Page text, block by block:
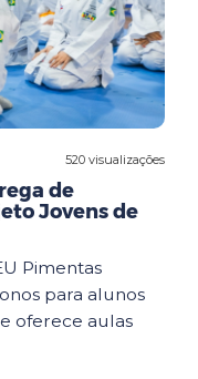
520 visualizações
de
Jovens de
Pimentas
para alunos
oferece aulas